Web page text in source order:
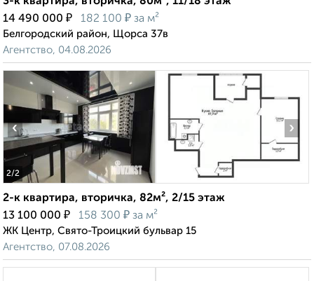
14 490 000 ₽ 182 100 ₽ за м²
Белгородский район, Щорса 37в
Агентство, 04.08.2026
2/2
‹ ›
2-к квартира, вторичка, 82м², 2/15 этаж
13 100 000 ₽ 158 300 ₽ за м²
ЖК Центр, Свято-Троицкий бульвар 15
Агентство, 07.08.2026